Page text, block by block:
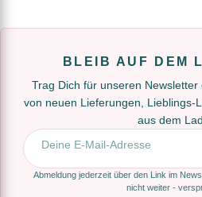
BLEIB AUF DEM
Trag Dich für unseren
von neuen Lieferungen, Lieblings-
aus dem
E-Mail-Adresse
Abmeldung jederzeit über den Link im
nicht weiter -